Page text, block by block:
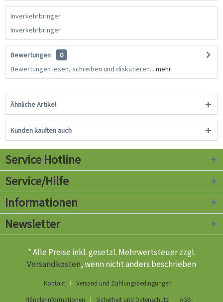
Inverkehrbringer
Inverkehrbringer
Bewertungen
0
Bewertungen lesen, schreiben und diskutieren... mehr
Ähnliche Artikel
Kunden kauften auch
Service Hotline
Service/Hilfe
Informationen
Newsletter
* Alle Preise inkl. gesetzl. Mehrwertsteuer zzgl.
Versandkosten, wenn nicht anders beschrieben
Kontakt
Versand und Zahlungsbedingungen
Händlerinformationen
Sicherheit und Datenschutz AGB